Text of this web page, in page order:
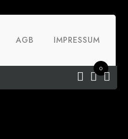
AGB IMPRESSUM
0